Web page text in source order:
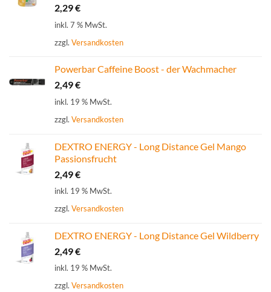
2,29€
inkl. 7 % MwSt.
zzgl. Versandkosten
Powerbar Caffeine Boost - der Wachmacher
2,49€
inkl. 19 % MwSt.
zzgl. Versandkosten
DEXTRO ENERGY - Long Distance Gel Mango
Passionsfrucht
2,49€
inkl. 19 % MwSt.
zzgl. Versandkosten
DEXTRO ENERGY - Long Distance Gel Wildberry
2,49€
inkl. 19 % MwSt.
zzgl. Versandkosten